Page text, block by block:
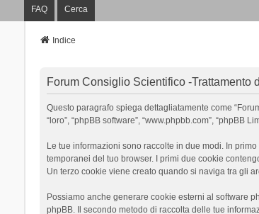
FAQ Cerca
Indice
Forum Consiglio Scientifico -Trattamento
Questo paragrafo spiega dettagliatamente come
“loro”, “phpBB software”, “www.phpbb.com”, “phpBB
Le tue informazioni sono raccolte in due modi. In
temporanei del tuo browser. I primi due cookie
Un terzo cookie viene creato quando si naviga tra gli
Possiamo anche generare cookie esterni al software
phpBB. Il secondo metodo di raccolta delle tue